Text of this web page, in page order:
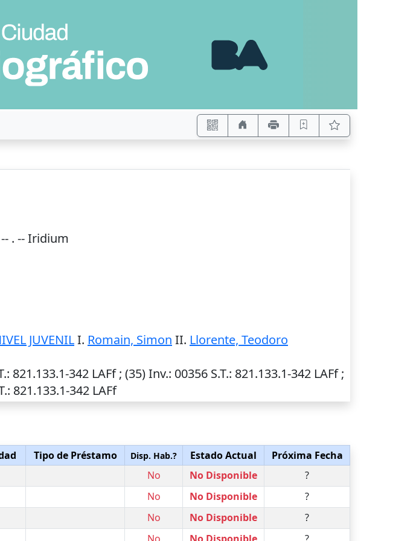
. -- Iridium
JUVENILI. Romain, Simon II. Llorente, Teodoro
: 821.133.1-342 LAFf ; (35)Inv.: 00356 S.T.: 821.133.1-342 LAFf ;
: 821.133.1-342 LAFf
Tipo de Préstamo Disp. Hab.? Estado Actual
Próxima Fecha
No No Disponible
?
No No Disponible
?
No No Disponible
?